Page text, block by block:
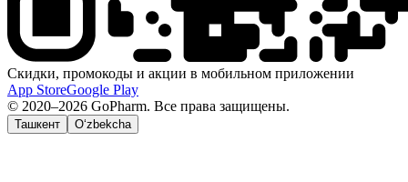
Скидки, промокоды и акции в мобильном приложении
App StoreGoogle Play
© 2020–2026 GoPharm. Все права защищены.
Ташкент O‘zbekcha